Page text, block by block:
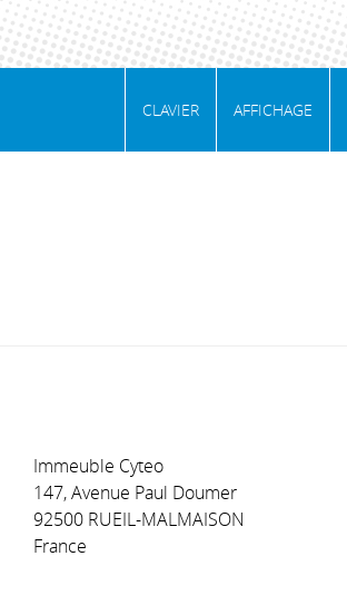
CLAVIER AFFICHAGE
Immeuble Cyteo
147, Avenue Paul Doumer
92500 RUEIL-MALMAISON
France